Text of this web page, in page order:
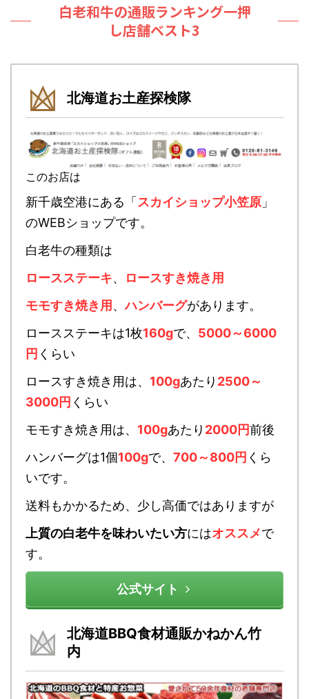
白老和牛の通販ランキング一押
し店舗ベスト3
北海道お土産探検隊
このお店は
新千歳空港にある「スカイショップ小笠原 」
のWEBショップです。
白老牛の種類は
ロースステーキ、
ロースすき焼き用
モモすき焼き用、ハンバーグがあります。
ロースステーキは1枚160gで、 5000～6000
円 くらい
ロースすき焼き用は、 100gあたり 2500～
3000円 くらい
モモすき焼き用は、 100gあたり 2000円前後
ハンバーグは1個100gで、 700～800円 くら
いです。
送料もかかるため、少し高価ではありますが
上質の白老牛を味わいたい方にはオススメで
す。
公式サイト
北海道BBQ食材通販かねかん竹
内